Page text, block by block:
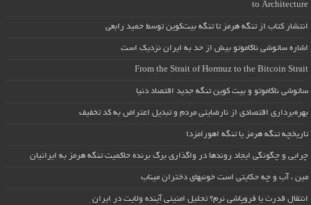
to Architecture
انتشار کتاب از تنگه هرمز تا تنگه بیت‌کوین توسط حمید رابعی
اشاره ساتوشی ناکاموتو بیش از حد به ایران نزدیک است
From the Strait of Hormuz to the Bitcoin Strait
ساتوشی ناکاموتو و بیت کوین تنگه جدید اقتصاد دنیا
بهره‌برداری اقتصادی از نارضایتی مردم و تبدیل اعتراض به کد تخفیف
تاریخچه تنگه هرمز یا تنگه اهورامزدا
چرایی و چگونگی ایجاد روندها در واگذاری برگ برنده حاکمیت تنگه هرمز به ایرانیان
مین ، آب و چه حکایتی است خونبهای دختران میناب
انتقال قدرت یا فروپاشی نرم؟ تحلیل امنیتی آینده ولایت در ایران